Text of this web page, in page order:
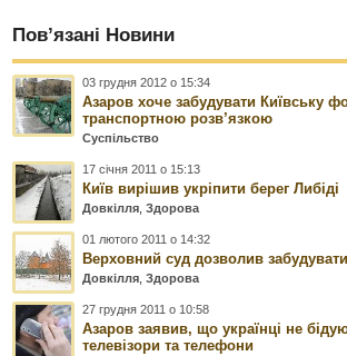
Пов’язані Новини
03 грудня 2012 о 15:34
Азаров хоче забудувати Київську
транспортною розв’язкою
Суспільство
17 січня 2011 о 15:13
Київ вирішив укріпити берег Либіді
Довкілля ,Здорова
01 лютого 2011 о 14:32
Верховний суд дозволив
Довкілля ,Здорова
27 грудня 2011 о 10:58
Азаров заявив, що українці не
телевізори та телефони